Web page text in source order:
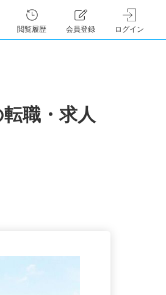
閲覧履歴 会員登録 ログイン
転職・求人